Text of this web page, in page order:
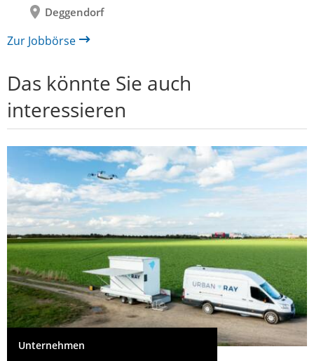
Deggendorf
Zur Jobbörse
Das könnte Sie auch
interessieren
Unternehmen